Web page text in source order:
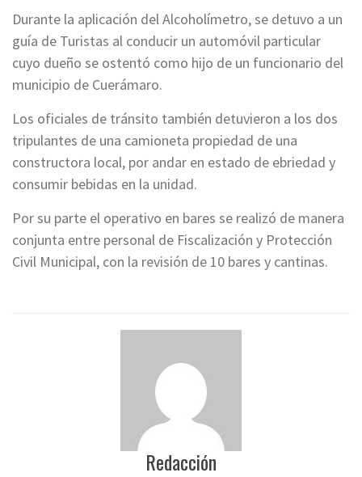
Durante la aplicación del Alcoholímetro, se detuvo a un
guía de Turistas al conducir un automóvil particular
cuyo dueño se ostentó como hijo de un funcionario del
municipio de Cuerámaro.
Los oficiales de tránsito también detuvieron a los dos
tripulantes de una camioneta propiedad de una
constructora local, por andar en estado de ebriedad y
consumir bebidas en la unidad.
Por su parte el operativo en bares se realizó de manera
conjunta entre personal de Fiscalización y Protección
Civil Municipal, con la revisión de 10 bares y cantinas.
Redacción